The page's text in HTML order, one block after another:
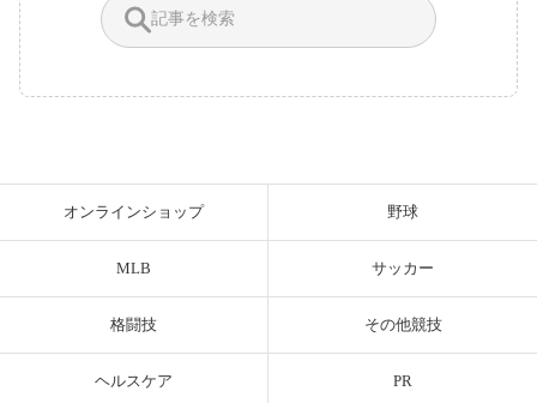
オンラインショップ 野球
MLB サッカー
格闘技 その他競技
ヘルスケア PR